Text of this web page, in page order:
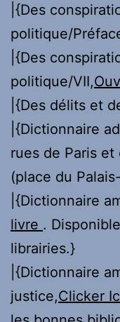
|{Des
politique/
|{Des
politique/VII,
|{Des délits et
|{Dictionnaire
rues de Paris
(place du
|{Dictionnaire
livre .
librairies.}
|{Dictionnaire
justice,Clicker